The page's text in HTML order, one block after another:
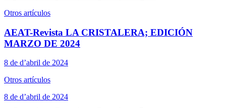
Otros artículos
AEAT-Revista LA CRISTALERA; EDICIÓN
MARZO DE 2024
8 de d’abril de 2024
Otros artículos
8 de d’abril de 2024